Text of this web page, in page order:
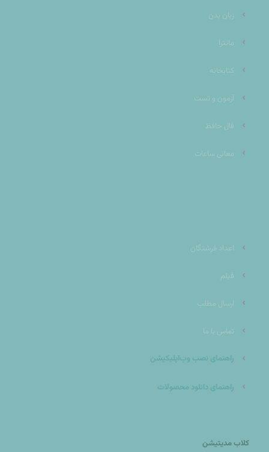
زبان بدن
مانترا
کتابخانه
آزمون و تست
فال حافظ
معانی ساعات
اعداد فرشتگان
فیلم
ارسال مطلب
تماس با ما
راهنمای نصب وب‌اپلیکیشن
راهنمای دانلود محصولات
کلاب مدیتیشن